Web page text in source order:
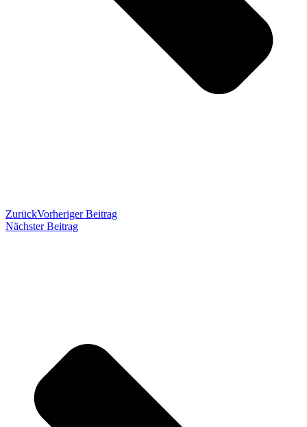
ZurückVorheriger Beitrag
Nächster Beitrag